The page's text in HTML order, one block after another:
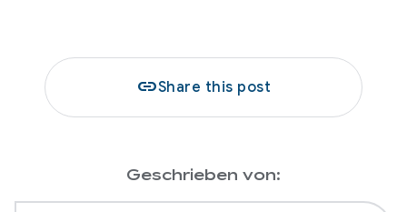
linkShare this post
Geschrieben von: